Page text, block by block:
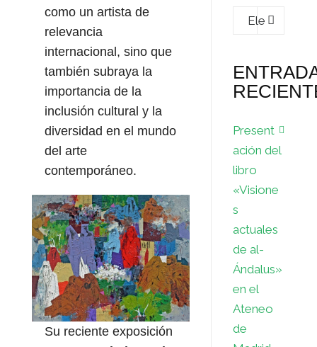
como un artista de
relevancia
internacional, sino que
también subraya la
importancia de la
inclusión cultural y la
diversidad en el mundo
del arte
contemporáneo.
Su reciente exposición
Present
ación del
libro
«Visione
s
actuales
de al-
Ándalus»
en el
Ateneo
de